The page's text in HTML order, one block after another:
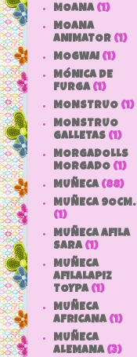
MOANA (1)
MOANA
ANIMATOR (1)
MOGWAI (1)
MÓNICA DE
FURGA (1)
MONSTRUO (1)
MONSTRUO
GALLETAS (1)
MORGADOLLS
MORGADO (1)
MUÑECA (88)
MUÑECA 9OCM.
(1)
MUÑECA AFILA
SARA (1)
MUÑECA
AFILALAPIZ
TOYPA (1)
MUÑECA
AFRICANA (1)
MUÑECA
ALEMANA (3)